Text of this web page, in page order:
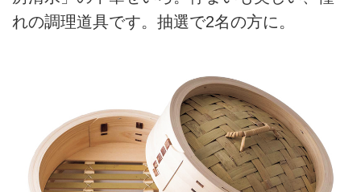
れの調理道具です。抽選で2名の方に。